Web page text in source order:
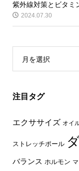
紫外線対策とビタミ
2024.07.30
月を選択
注目タグ
エクササイズ オイ
ストレッチポール
バランス ホルモン